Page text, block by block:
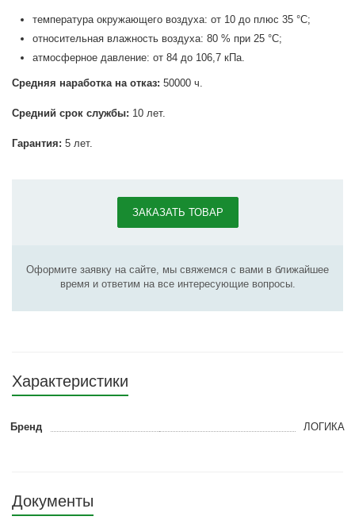
температура окружающего воздуха: от 10 до плюс 35 °С;
относительная влажность воздуха: 80 % при 25 °С;
атмосферное давление: от 84 до 106,7 кПа.
Средняя наработка на отказ: 50000 ч.
Средний срок службы: 10 лет.
Гарантия: 5 лет.
ЗАКАЗАТЬ ТОВАР
Оформите заявку на сайте, мы свяжемся с вами в ближайшее
время и ответим на все интересующие вопросы.
Характеристики
Бренд ЛОГИКА
Документы